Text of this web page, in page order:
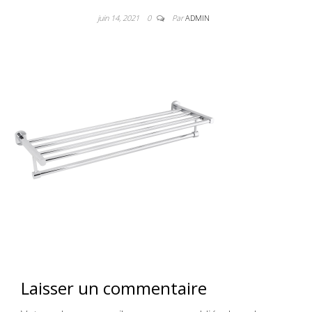
juin 14, 2021 0 ParADMIN
Laisser un commentaire